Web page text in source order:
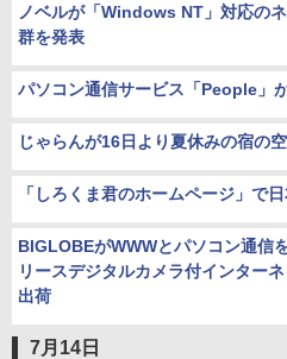
ノベルが「Windows NT」対応の
群を発表
パソコン通信サービス「People」
じゃらんが16日より夏休みの宿の
「しろくま君のホームページ」で
BIGLOBEがWWWとパソコン通信
リースデジタルカメラ付インター
出荷
7月14日